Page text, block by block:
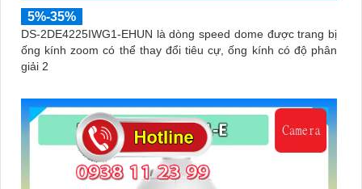
5%-35%
DS-2DE4225IWG1-EHUN là dòng speed dome được trang bị
ống kính zoom có thể thay đổi tiêu cự, ống kính có độ phân
giải 2